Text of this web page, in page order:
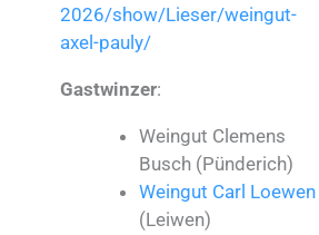
2026/show/Lieser/weingut-
axel-pauly/
Gastwinzer:
Weingut Clemens
Busch (Pünderich)
Weingut Carl Loewen
(Leiwen)